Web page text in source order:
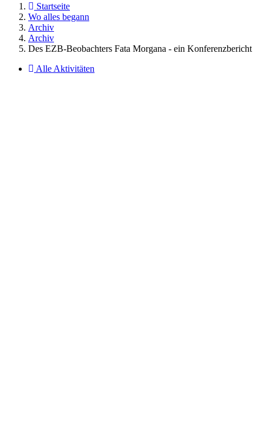
Startseite
Wo alles begann
Archiv
Archiv
Des EZB-Beobachters Fata Morgana - ein Konferenzbericht
Alle Aktivitäten